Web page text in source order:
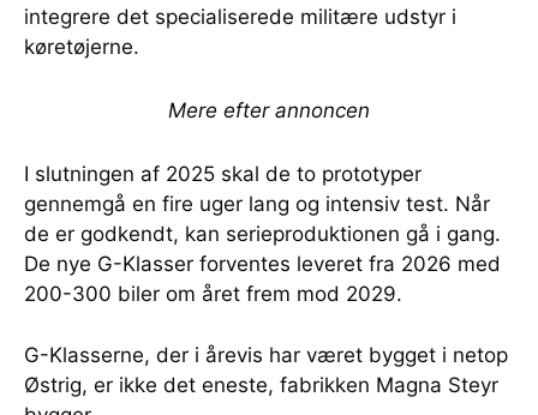
integrere det specialiserede militære udstyr i
køretøjerne.
Mere efter annoncen
I slutningen af 2025 skal de to prototyper
gennemgå en fire uger lang og intensiv test. Når
de er godkendt, kan serieproduktionen gå i gang.
De nye G-Klasser forventes leveret fra 2026 med
200-300 biler om året frem mod 2029.
G-Klasserne, der i årevis har været bygget i netop
Østrig, er ikke det eneste, fabrikken Magna Steyr